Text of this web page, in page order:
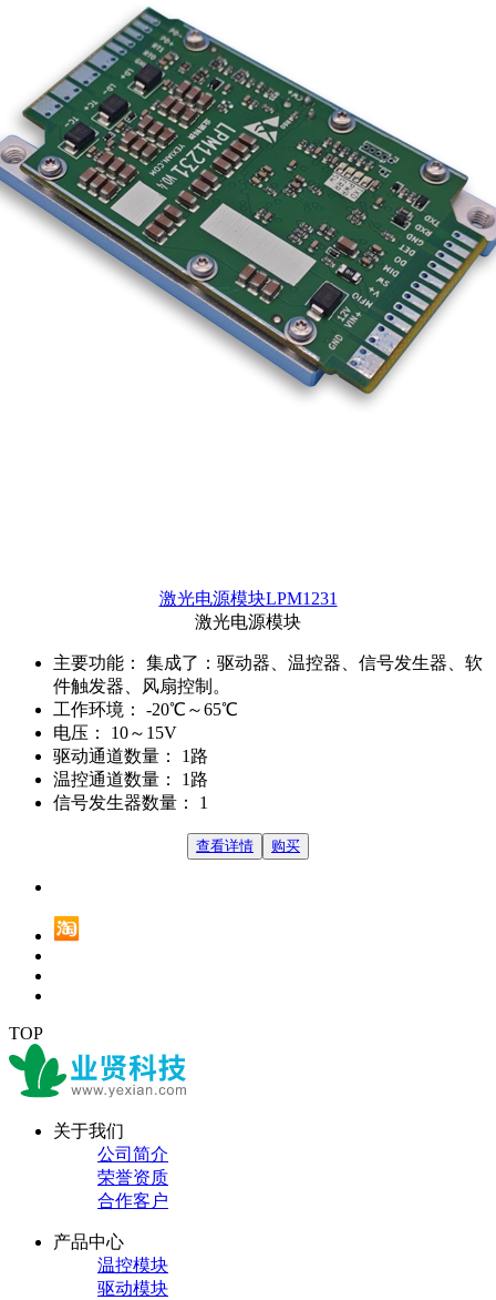
激光电源模块LPM1231
激光电源模块
主要功能：
集成了：驱动器、温控器、信号发生器、软
件触发器、风扇控制。
工作环境：
-20℃～65℃
电压：
10～15V
驱动通道数量：
1路
温控通道数量：
1路
信号发生器数量：
1
查看详情 购买
TOP
关于我们
公司简介
荣誉资质
合作客户
产品中心
温控模块
驱动模块